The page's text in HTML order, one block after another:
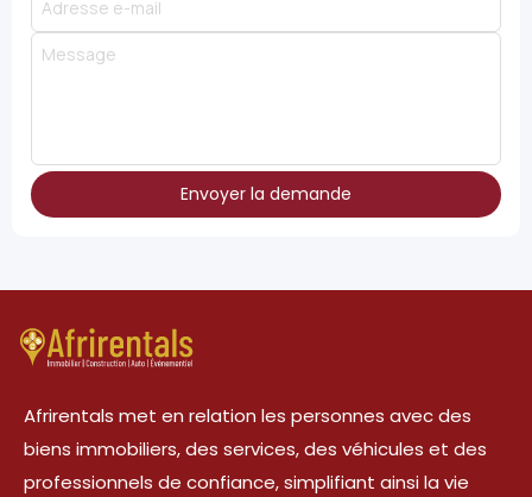
Envoyer la demande
Afrirentals met en relation les personnes avec des
biens immobiliers, des services, des véhicules et des
professionnels de confiance, simplifiant ainsi la vie